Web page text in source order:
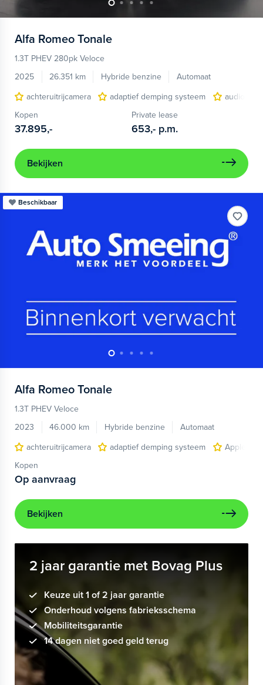
Alfa Romeo Tonale
1.3T PHEV 280pk Veloce
2025
26.351 km Hybride benzine
Automaat
achteruitrijcamera
adaptief demping systeem
audio
Kopen
37.895,-
Private lease
653,- p.m.
Bekijken
Beschikbaar
Alfa Romeo Tonale
1.3T PHEV Veloce
2023
46.000 km Hybride benzine
Automaat
achteruitrijcamera
adaptief demping systeem
Apple
Kopen
Op aanvraag
Bekijken
2 jaar garantie met Bovag Plus
Keuze uit 1 of 2 jaar garantie
Onderhoud volgens fabrieksschema
Mobiliteitsgarantie
14 dagen niet goed geld terug